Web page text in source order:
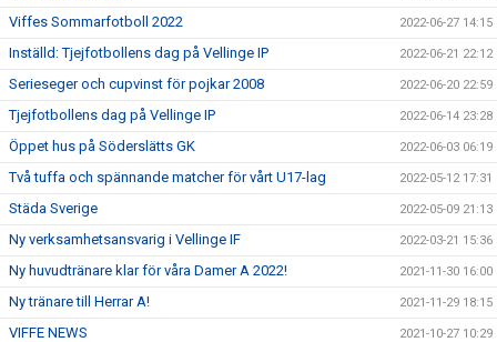
Viffes Sommarfotboll 2022 2022-06-27 14:15
Inställd: Tjejfotbollens dag på Vellinge IP 2022-06-21 22:12
Serieseger och cupvinst för pojkar 2008 2022-06-20 22:59
Tjejfotbollens dag på Vellinge IP 2022-06-14 23:28
Öppet hus på Söderslätts GK 2022-06-03 06:19
Två tuffa och spännande matcher för vårt U17-lag 2022-05-12 17:31
Städa Sverige 2022-05-09 21:13
Ny verksamhetsansvarig i Vellinge IF 2022-03-21 15:36
Ny huvudtränare klar för våra Damer A 2022! 2021-11-30 16:00
Ny tränare till Herrar A! 2021-11-29 18:15
VIFFE NEWS 2021-10-27 10:29